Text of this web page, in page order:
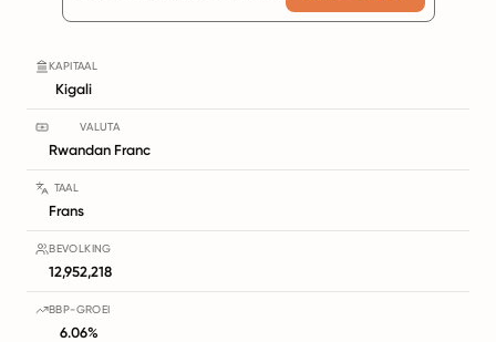
KAPITAAL
Kigali
VALUTA
Rwandan Franc
TAAL
Frans
BEVOLKING
12,952,218
BBP-GROEI
6.06%